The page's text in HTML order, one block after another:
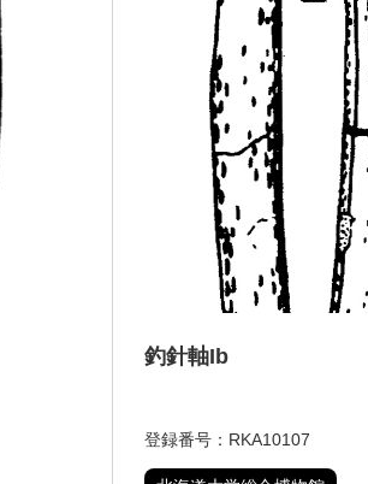
釣針軸Ib
登録番号：RKA10107